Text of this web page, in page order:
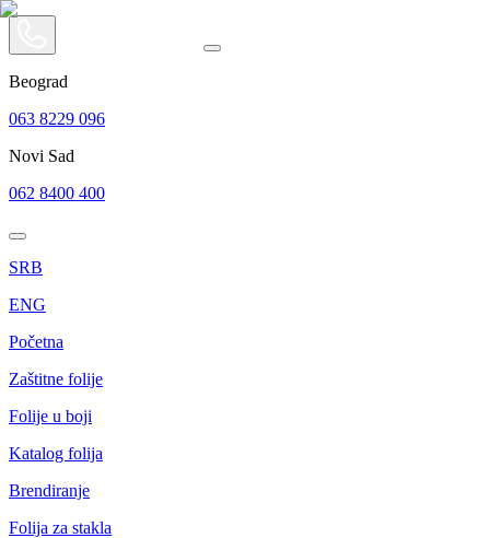
Beograd
063 8229 096
Novi Sad
062 8400 400
SRB
ENG
Početna
Zaštitne folije
Folije u boji
Katalog folija
Brendiranje
Folija za stakla